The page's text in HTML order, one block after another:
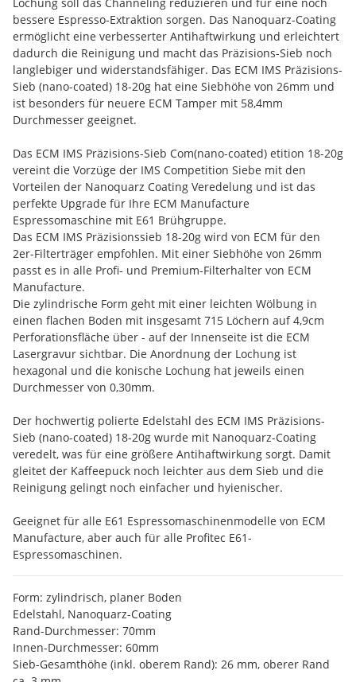
bessere Espresso-Extraktion sorgen. Das Nanoquarz-Coating
ermöglicht eine verbesserter Antihaftwirkung und erleichtert
dadurch die Reinigung und macht das Präzisions-Sieb noch
langlebiger und widerstandsfähiger. Das ECM IMS Präzisions-
Sieb (nano-coated) 18-20g hat eine Siebhöhe von 26mm und
ist besonders für neuere ECM Tamper mit 58,4mm
Durchmesser geeignet.
Das ECM IMS Präzisions-Sieb Com(nano-coated) etition 18-20g
vereint die Vorzüge der IMS Competition Siebe mit den
Vorteilen der Nanoquarz Coating Veredelung und ist das
perfekte Upgrade für Ihre ECM Manufacture
Espressomaschine mit E61 Brühgruppe.
Das ECM IMS Präzisionssieb 18-20g wird von ECM für den
2er-Filterträger empfohlen. Mit einer Siebhöhe von 26mm
passt es in alle Profi- und Premium-Filterhalter von ECM
Manufacture.
Die zylindrische Form geht mit einer leichten Wölbung in
einen flachen Boden mit insgesamt 715 Löchern auf 4,9cm
Perforationsfläche über - auf der Innenseite ist die ECM
Lasergravur sichtbar. Die Anordnung der Lochung ist
hexagonal und die konische Lochung hat jeweils einen
Durchmesser von 0,30mm.
Der hochwertig polierte Edelstahl des ECM IMS Präzisions-
Sieb (nano-coated) 18-20g wurde mit Nanoquarz-Coating
veredelt, was für eine größere Antihaftwirkung sorgt. Damit
gleitet der Kaffeepuck noch leichter aus dem Sieb und die
Reinigung gelingt noch einfacher und hyienischer.
Geeignet für alle E61 Espressomaschinenmodelle von ECM
Manufacture, aber auch für alle Profitec E61-
Espressomaschinen.
Form: zylindrisch, planer Boden
Edelstahl, Nanoquarz-Coating
Rand-Durchmesser: 70mm
Innen-Durchmesser: 60mm
Sieb-Gesamthöhe (inkl. oberem Rand): 26 mm, oberer Rand